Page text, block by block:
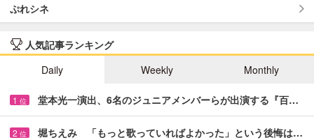
ぷれシネ
人気記事ランキング
Daily
Weekly Monthly
1 位 堂本光一演出、6名のジュニアメンバーらが出演する『百…
2 位 堀ちえみ 「もっと歌っていればよかった」という後悔は…